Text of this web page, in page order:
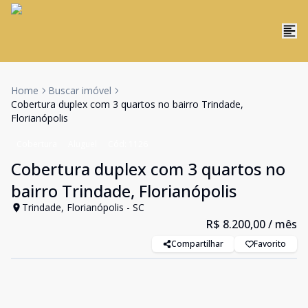
Home
Buscar imóvel
Cobertura duplex com 3 quartos no bairro Trindade,
Florianópolis
Cobertura duplex com 3 quartos no
bairro Trindade, Florianópolis
Trindade, Florianópolis - SC
R$ 8.200,00/ mês
Compartilhar Favorito